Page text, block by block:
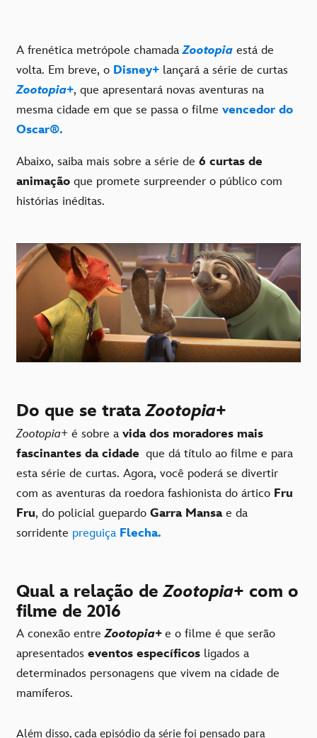
A frenética metrópole chamadaZootopia está de
volta. Em breve, o Disney+ lançará a série de curtas
Zootopia+, que apresentará novas aventuras na
mesma cidade em que se passa o filme vencedor do
Oscar®.
Abaixo, saiba mais sobre a série de 6 curtas de
animação que promete surpreender o público com
histórias inéditas.
Do que se trataZootopia+
Zootopia+ é sobre a vida dos moradores mais
fascinantes da cidade que dá título ao filme e para
esta série de curtas. Agora, você poderá se divertir
com as aventuras da roedora fashionista do ártico Fru
Fru, do policial guepardo Garra Mansae da
sorridente preguiça Flecha.
Qual a relação deZootopia+ com o
filme de 2016
A conexão entreZootopia+ e o filme é que serão
apresentados eventos específicos ligados a
determinados personagens que vivem na cidade de
mamíferos.
Além disso, cada episódio da série foi pensado para